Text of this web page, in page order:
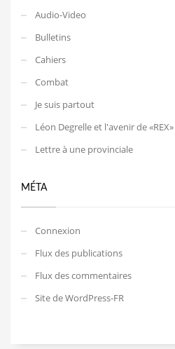
Audio-Video
Bulletins
Cahiers
Combat
Je suis partout
Léon Degrelle et l'avenir de «REX»
Lettre à une provinciale
MÉTA
Connexion
Flux des publications
Flux des commentaires
Site de WordPress-FR